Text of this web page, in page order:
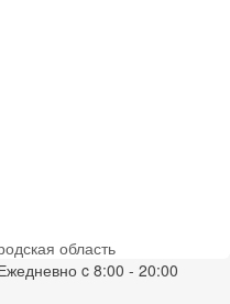
область
c 8:00 - 20:00